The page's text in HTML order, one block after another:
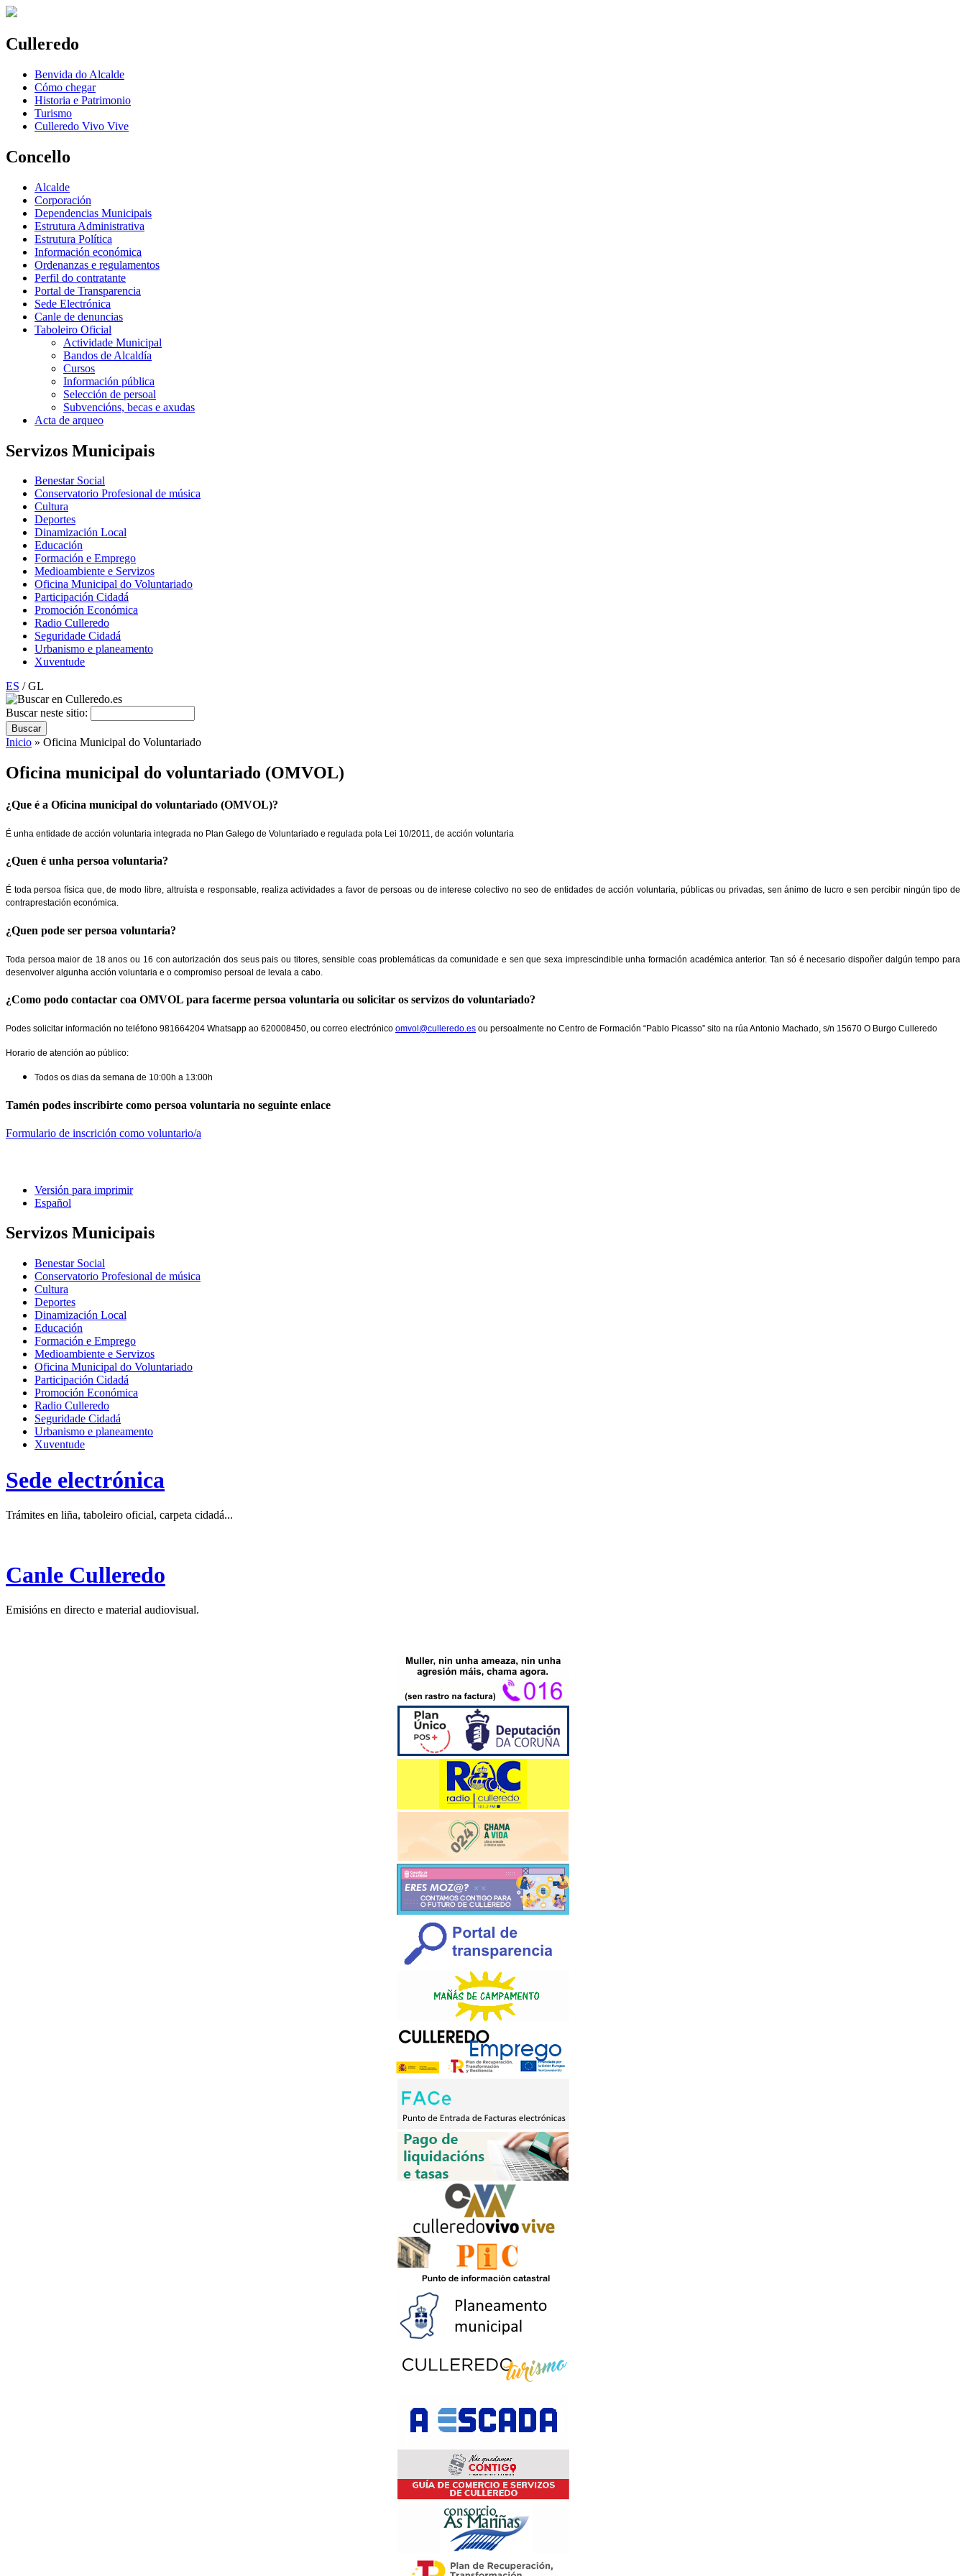
Culleredo
Benvida do Alcalde
Cómo chegar
Historia e Patrimonio
Turismo
Culleredo Vivo Vive
Concello
Alcalde
Corporación
Dependencias Municipais
Estrutura Administrativa
Estrutura Política
Información económica
Ordenanzas e regulamentos
Perfil do contratante
Portal de Transparencia
Sede Electrónica
Canle de denuncias
Taboleiro Oficial
Actividade Municipal
Bandos de Alcaldía
Cursos
Información pública
Selección de persoal
Subvencións, becas e axudas
Acta de arqueo
Servizos Municipais
Benestar Social
Conservatorio Profesional de música
Cultura
Deportes
Dinamización Local
Educación
Formación e Emprego
Medioambiente e Servizos
Oficina Municipal do Voluntariado
Participación Cidadá
Promoción Económica
Radio Culleredo
Seguridade Cidadá
Urbanismo e planeamento
Xuventude
ES / GL
Buscar neste sitio:
Inicio » Oficina Municipal do Voluntariado
Oficina municipal do voluntariado (OMVOL)
¿Que é a Oficina municipal do voluntariado (OMVOL)?
É unha entidade de acción voluntaria integrada no Plan Galego de Voluntariado e regulada pola Lei 10/2011, de acción voluntaria
¿Quen é unha persoa voluntaria?
É toda persoa física que, de modo libre, altruísta e responsable, realiza actividades a favor de persoas ou de interese colectivo no seo de entidades de acción voluntaria, públicas ou privadas, sen ánimo de lucro e sen percibir ningún tipo de
contraprestación económica.
¿Quen pode ser persoa voluntaria?
Toda persoa maior de 18 anos ou 16 con autorización dos seus pais ou titores, sensible coas problemáticas da comunidade e sen que sexa imprescindible unha formación académica anterior. Tan só é necesario dispoñer dalgún tempo para
desenvolver algunha acción voluntaria e o compromiso persoal de levala a cabo.
¿Como podo contactar coa OMVOL para facerme persoa voluntaria ou solicitar os servizos do voluntariado?
Podes solicitar información no teléfono 981664204 Whatsapp ao 620008450, ou correo electrónico omvol@culleredo.es ou persoalmente no Centro de Formación “Pablo Picasso” sito na rúa Antonio Machado, s/n 15670 O Burgo Culleredo
Horario de atención ao público:
Todos os dias da semana de 10:00h a 13:00h
Tamén podes inscribirte como persoa voluntaria no seguinte enlace
Formulario de inscrición como voluntario/a
Versión para imprimir
Español
Servizos Municipais
Benestar Social
Conservatorio Profesional de música
Cultura
Deportes
Dinamización Local
Educación
Formación e Emprego
Medioambiente e Servizos
Oficina Municipal do Voluntariado
Participación Cidadá
Promoción Económica
Radio Culleredo
Seguridade Cidadá
Urbanismo e planeamento
Xuventude
Sede electrónica
Trámites en liña, taboleiro oficial, carpeta cidadá...
Canle Culleredo
Emisións en directo e material audiovisual.